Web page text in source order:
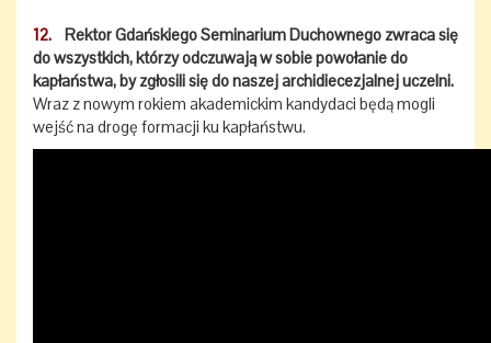
12. Rektor Gdańskiego Seminarium Duchownego zwraca się
do wszystkich, którzy odczuwają w sobie powołanie do
kapłaństwa, by zgłosili się do naszej archidiecezjalnej uczelni.
Wraz z nowym rokiem akademickim kandydaci będą mogli
wejść na drogę formacji ku kapłaństwu.